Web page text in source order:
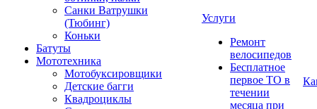
Санки Ватрушки
(Тюбинг)
Коньки
Батуты
Мототехника
Мотобуксировщики
Детские багги
Квадроциклы
Услуги
Ремонт
велосипедов
Бесплатное
первое ТО в
течении
месяца при